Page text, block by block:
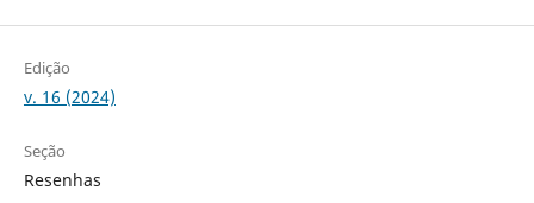
Edição
v. 16 (2024)
Seção
Resenhas